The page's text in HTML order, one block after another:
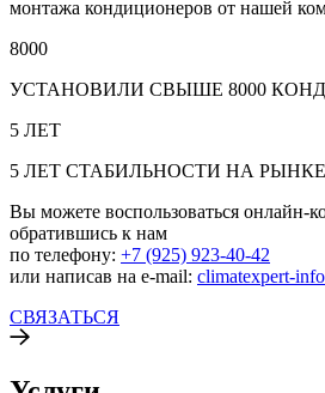
монтажа кондиционеров от нашей
8000
УСТАНОВИЛИ СВЫШЕ 8000
5 ЛЕТ
5 ЛЕТ СТАБИЛЬНОСТИ НА РЫНКЕ
Вы можете воспользоваться онлайн-
обратившись к нам
по телефону: +7 (925) 923-40-42
или написав на e-mail: climatexpert-
СВЯЗАТЬСЯ